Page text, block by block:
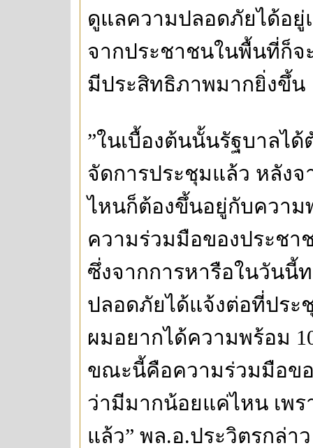
ดูแลความปลอดภัยได้อยู่
จากประชาชนในพื้นที่ก็จ
มีประสิทธิภาพมากยิ่งขึ้น
”ในเบื้องต้นนั้นรัฐบาลไ
จัดการประชุมแล้ว หลัง
ไหนก็ต้องขึ้นอยู่กับความ
ความร่วมมือของประช
ซึ่งจากการหารือในวันนี้
ปลอดภัยได้แจ้งต่อที่ประ
ผมอยากได้ความพร้อม
ขณะนี้คือความร่วมมือข
ว่ามีมากน้อยแค่ไหน เพ
แล้ว” พล.อ.ประวิตรกล่าว